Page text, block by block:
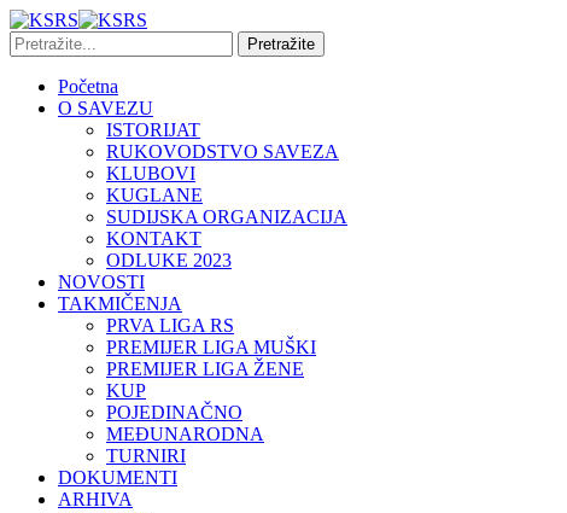
Početna
O SAVEZU
ISTORIJAT
RUKOVODSTVO SAVEZA
KLUBOVI
KUGLANE
SUDIJSKA ORGANIZACIJA
KONTAKT
ODLUKE 2023
NOVOSTI
TAKMIČENJA
PRVA LIGA RS
PREMIJER LIGA MUŠKI
PREMIJER LIGA ŽENE
KUP
POJEDINAČNO
MEĐUNARODNA
TURNIRI
DOKUMENTI
ARHIVA